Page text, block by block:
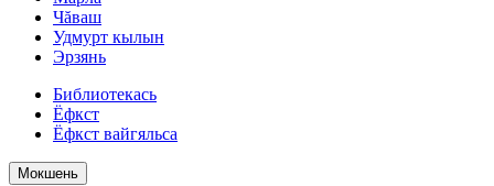
Чăваш
Удмурт кылын
Эрзянь
Библиотекась
Ёфкст
Ёфкст вайгяльса
Мокшень